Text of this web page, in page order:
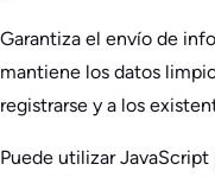
Garantiza el envío de
mantiene los datos
registrarse y a los
Puede utilizar